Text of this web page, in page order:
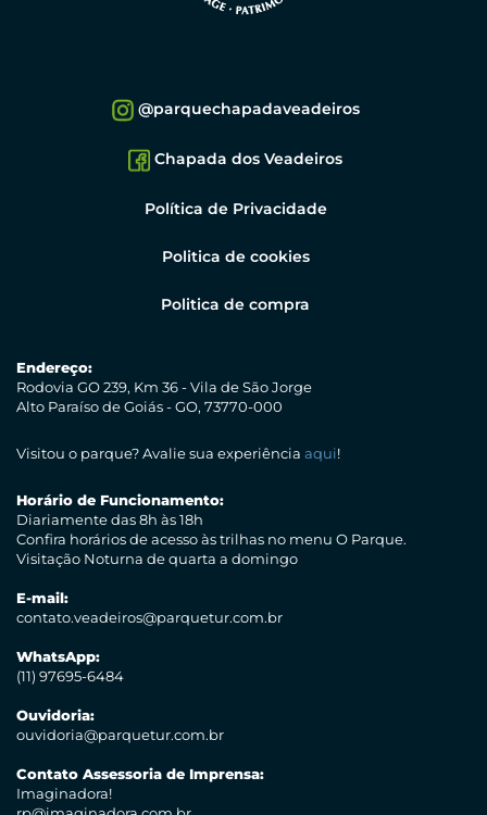
@parquechapadaveadeiros
Chapada dos Veadeiros
Política de Privacidade
Politica de cookies
Politica de compra
Endereço:
Rodovia GO 239, Km 36 - Vila de São Jorge
Alto Paraíso de Goiás - GO, 73770-000
Visitou o parque? Avalie sua experiência aqui!
Horário de Funcionamento:
Diariamente das 8h às 18h
Confira horários de acesso às trilhas no menu O Parque.
Visitação Noturna de quarta a domingo
E-mail:
contato.veadeiros@parquetur.com.br
WhatsApp:
(11) 97695-6484
Ouvidoria:
ouvidoria@parquetur.com.br
Contato Assessoria de Imprensa:
Imaginadora!